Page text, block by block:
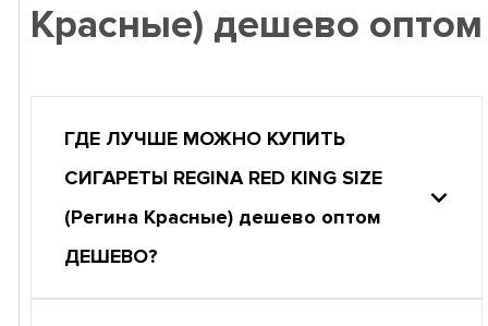
Красные) дешево оптом
ГДЕ ЛУЧШЕ МОЖНО КУПИТЬ
СИГАРЕТЫ REGINA RED KING SIZE
(Регина Красные) дешево оптом
ДЕШЕВО?